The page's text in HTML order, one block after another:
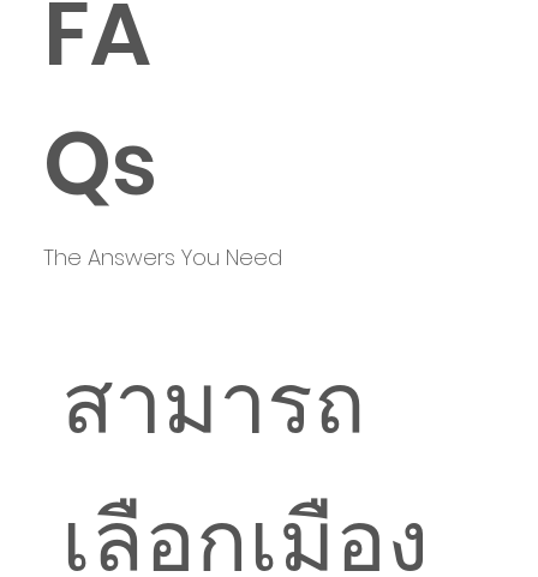
FA
Qs
The Answers You Need
สามารถ
เลือกเมือง